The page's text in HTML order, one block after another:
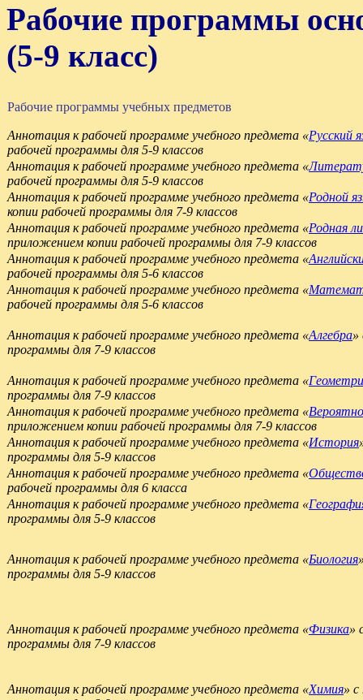
Рабочие программы
(5-9 класс)
Рабочие программы учебных предметов
Аннотация к рабочей программе учебного предмета «Русский
рабочей программы для 5-9 классов
Аннотация к рабочей программе учебного предмета «
рабочей программы для 5-9 классов
Аннотация к рабочей программе учебного предмета «Родной
копии рабочей программы для 7-9 классов
Аннотация к рабочей программе учебного предмета «Родная
приложением копии рабочей программы для 7-9 классов
Аннотация к рабочей программе учебного предмета «
рабочей программы для 5-6 классов
Аннотация к рабочей программе учебного предмета «
рабочей программы для 5-6 классов
Аннотация к рабочей программе учебного предмета «Алгебра»
программы для 7-9 классов
Аннотация к рабочей программе учебного предмета «
программы для 7-9 классов
Аннотация к рабочей программе учебного предмета «
приложением копии рабочей программы для 7-9 классов
Аннотация к рабочей программе учебного предмета «История
программы для 5-9 классов
Аннотация к рабочей программе учебного предмета «
рабочей программы для 6 класса
Аннотация к рабочей программе учебного предмета «
программы для 5-9 классов
Аннотация к рабочей программе учебного предмета «Биология
программы для 5-9 классов
Аннотация к рабочей программе учебного предмета «Физика»
программы для 7-9 классов
Аннотация к рабочей программе учебного предмета «Химия» с